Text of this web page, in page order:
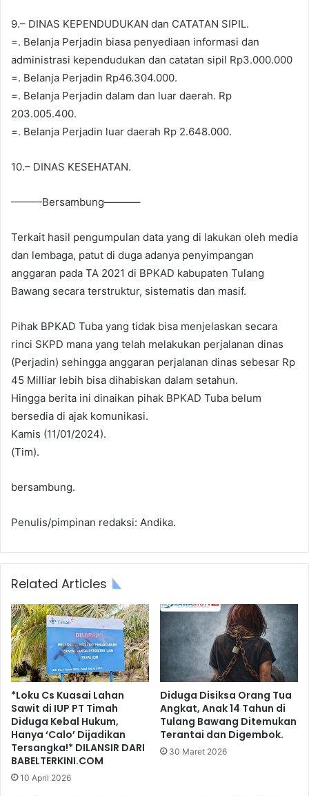
9.– DINAS KEPENDUDUKAN dan CATATAN SIPIL.
=. Belanja Perjadin biasa penyediaan informasi dan
administrasi kependudukan dan catatan sipil Rp3.000.000
=. Belanja Perjadin Rp46.304.000.
=. Belanja Perjadin dalam dan luar daerah. Rp
203.005.400.
=. Belanja Perjadin luar daerah Rp 2.648.000.
10.– DINAS KESEHATAN.
———Bersambung———–
Terkait hasil pengumpulan data yang di lakukan oleh media
dan lembaga, patut di duga adanya penyimpangan
anggaran pada TA 2021 di BPKAD kabupaten Tulang
Bawang secara terstruktur, sistematis dan masif.
Pihak BPKAD Tuba yang tidak bisa menjelaskan secara
rinci SKPD mana yang telah melakukan perjalanan dinas
(Perjadin) sehingga anggaran perjalanan dinas sebesar Rp
45 Milliar lebih bisa dihabiskan dalam setahun.
Hingga berita ini dinaikan pihak BPKAD Tuba belum
bersedia di ajak komunikasi.
Kamis (11/01/2024).
(Tim).
bersambung.
Penulis/pimpinan redaksi: Andika.
Related Articles
*Loku Cs Kuasai Lahan
Sawit di IUP PT Timah
Diduga Kebal Hukum,
Hanya ‘Calo’ Dijadikan
Tersangka!* DILANSIR DARI
BABELTERKINI.COM
10 April 2026
Diduga Disiksa Orang Tua
Angkat, Anak 14 Tahun di
Tulang Bawang Ditemukan
Terantai dan Digembok.
30 Maret 2026